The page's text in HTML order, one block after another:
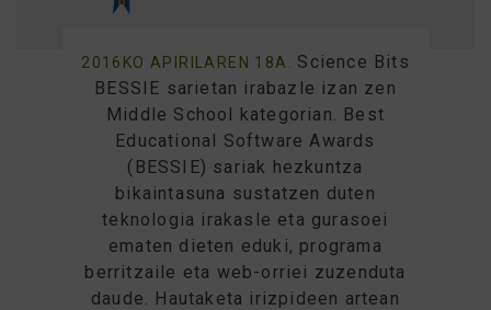
2016KO APIRILAREN 18A. Science Bits
BESSIE sarietan irabazle izan zen
Middle School kategorian. Best
Educational Software Awards
(BESSIE) sariak hezkuntza
bikaintasuna sustatzen duten
teknologia irakasle eta gurasoei
ematen dieten eduki, programa
berritzaile eta web-orriei zuzenduta
daude. Hautaketa irizpideen artean